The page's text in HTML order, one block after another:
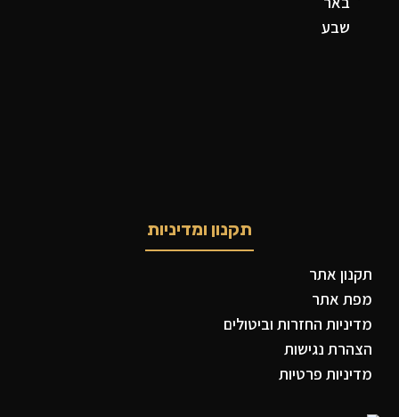
שבע
תקנון ומדיניות
תקנון אתר
מפת אתר
מדיניות החזרות וביטולים
הצהרת נגישות
מדיניות פרטיות